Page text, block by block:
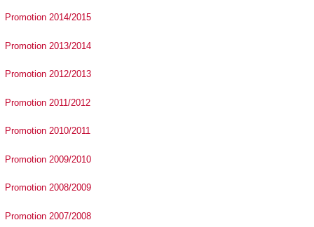
Promotion 2014/2015
Promotion 2013/2014
Promotion 2012/2013
Promotion 2011/2012
Promotion 2010/2011
Promotion 2009/2010
Promotion 2008/2009
Promotion 2007/2008